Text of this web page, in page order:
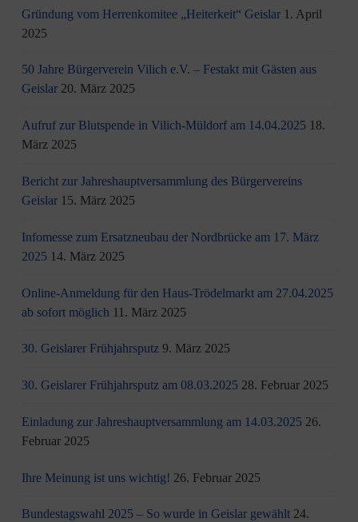
Gründung vom Herrenkomitee „Heiterkeit“ Geislar 1. April
2025
50 Jahre Bürgerverein Vilich e.V. – Festakt mit Gästen aus
Geislar 20. März 2025
Aufruf zur Blutspende in Vilich-Müldorf am 14.04.2025 18.
März 2025
Bericht zur Jahreshauptversammlung des Bürgervereins
Geislar 15. März 2025
Infomesse zum Ersatzneubau der Nordbrücke am 17. März
2025 14. März 2025
Online-Anmeldung für den Haus-Trödelmarkt am 27.04.2025
ab sofort möglich 11. März 2025
30. Geislarer Frühjahrsputz 9. März 2025
30. Geislarer Frühjahrsputz am 08.03.2025 28. Februar 2025
Einladung zur Jahreshauptversammlung am 14.03.2025 26.
Februar 2025
Ihre Meinung ist uns wichtig! 26. Februar 2025
Bundestagswahl 2025 – So wurde in Geislar gewählt 24.